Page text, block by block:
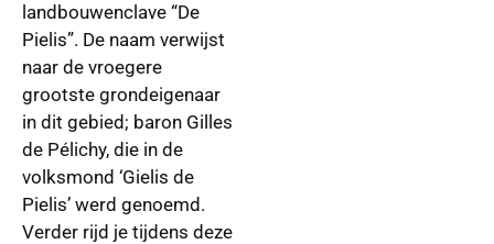
landbouwenclave “De
Pielis”. De naam verwijst
naar de vroegere
grootste grondeigenaar
in dit gebied; baron Gilles
de Pélichy, die in de
volksmond ‘Gielis de
Pielis’ werd genoemd.
Verder rijd je tijdens deze